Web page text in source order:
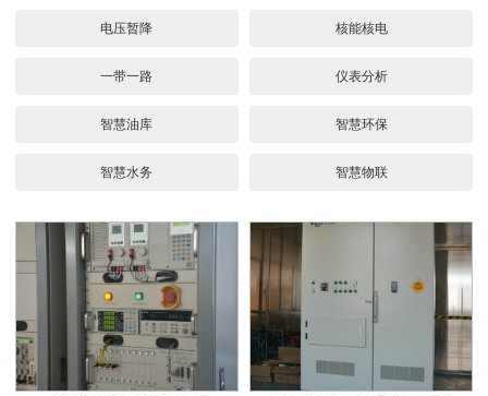
电压暂降 核能核电
一带一路 仪表分析
智慧油库 智慧环保
智慧水务 智慧物联